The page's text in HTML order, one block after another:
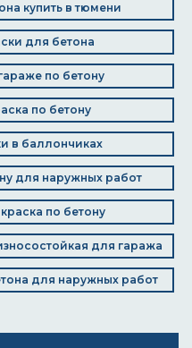
купить в тюмени
для бетона
по бетону
по бетону
в баллончиках
для наружных работ
по бетону
для гаража
для наружных работ